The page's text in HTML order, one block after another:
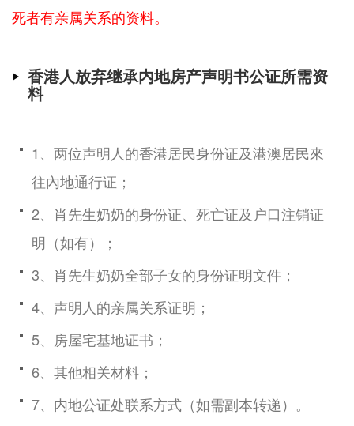
死者有亲属关系的资料。
香港人放弃继承内地房产声明书公证所需资
料
1、两位声明人的香港居民身份证及港澳居民來
往內地通行证；
2、肖先生奶奶的身份证、死亡证及户口注销证
明（如有）；
3、肖先生奶奶全部子女的身份证明文件；
4、声明人的亲属关系证明；
5、房屋宅基地证书；
6、其他相关材料；
7、内地公证处联系方式（如需副本转递）。